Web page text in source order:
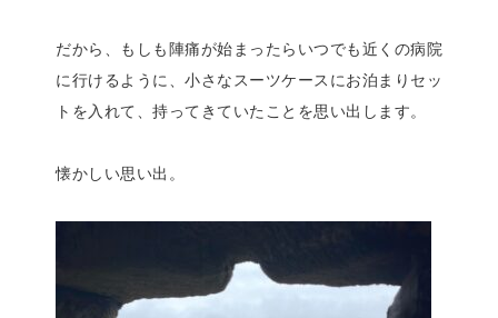
だから、もしも陣痛が始まったらいつでも近くの病院
に行けるように、小さなスーツケースにお泊まりセッ
トを入れて、持ってきていたことを思い出します。
懐かしい思い出。